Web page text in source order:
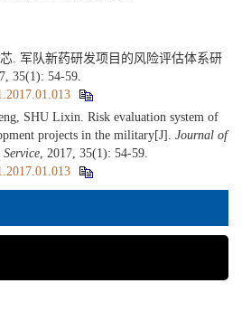
. 军队新药研发项目的风险评估体系研
35(1): 54-59.
SHU Lixin. Risk evaluation system of
projects in the military[J]. Journal of
, 2017, 35(1): 54-59.